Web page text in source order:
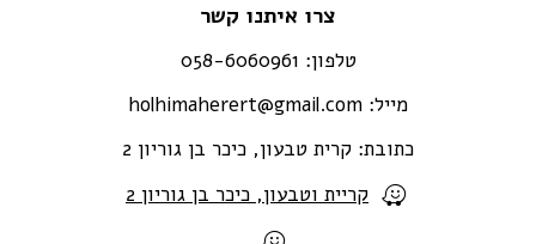
צרו איתנו קשר
טלפון: 058-6060961
מייל: holhimaherert@gmail.com
כתובת: קרית טבעון, כיכר בן גוריון 2
קריית וטבעון, כיכר בן גוריון 2